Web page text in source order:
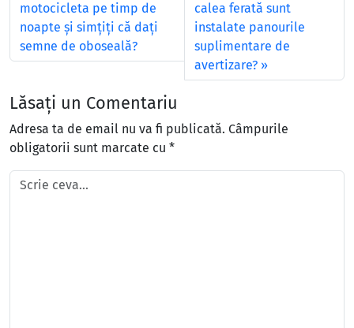
motocicleta pe timp de
noapte şi simţiţi că daţi
semne de oboseală?
calea ferată sunt
instalate panourile
suplimentare de
avertizare?
Lăsați un Comentariu
Adresa ta de email nu va fi publicată. Câmpurile
obligatorii sunt marcate cu *